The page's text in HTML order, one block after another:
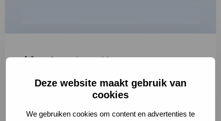
Deze website maakt gebruik van
cookies
We gebruiken cookies om content en advertenties te
"*" geeft vereiste velden aan
2